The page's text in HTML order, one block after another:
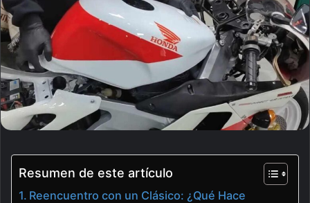
Resumen de este artículo
Reencuentro con un Clásico: ¿Qué Hace